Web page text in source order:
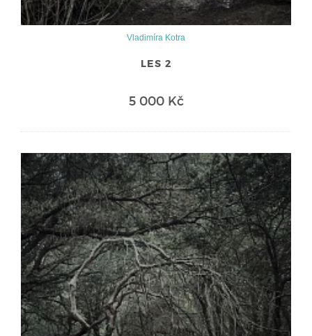
Vladimíra Kotra
LES 2
5 000 Kč